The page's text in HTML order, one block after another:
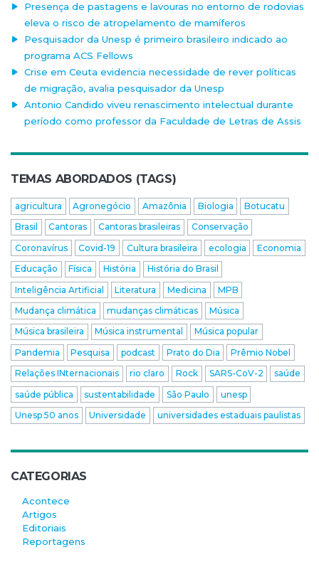
Presença de pastagens e lavouras no entorno de rodovias
eleva o risco de atropelamento de mamíferos
Pesquisador da Unesp é primeiro brasileiro indicado ao
programa ACS Fellows
Crise em Ceuta evidencia necessidade de rever políticas
de migração, avalia pesquisador da Unesp
Antonio Candido viveu renascimento intelectual durante
período como professor da Faculdade de Letras de Assis
TEMAS ABORDADOS (TAGS)
agricultura Agronegócio Amazônia Biologia
Botucatu
Brasil
Cantoras Cantoras brasileiras
Conservação
Coronavírus
Covid-19 Cultura brasileira ecologia
Economia
Educação
Física História
História do Brasil
Inteligência Artificial
Literatura Medicina
MPB
Mudança climática
mudanças climáticas
Música
Música brasileira
Música instrumental
Música popular
Pandemia
Pesquisa podcast Prato do Dia
Prêmio Nobel
Relações INternacionais
rio claro Rock SARS-CoV-2
saúde
saúde pública
sustentabilidade São Paulo
unesp
Unesp 50 anos
Universidade universidades estaduais paulistas
CATEGORIAS
Acontece
Artigos
Editoriais
Reportagens